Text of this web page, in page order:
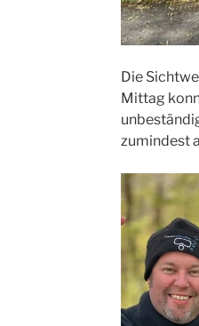
Die
Mittag
zumindest